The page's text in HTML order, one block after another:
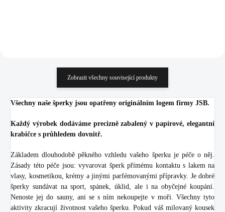
Zobrazit všechny související produkty
Všechny naše šperky jsou opatřeny originálním logem firmy JSB.
Každý výrobek dodáváme precizně zabalený v papírové, elegantní
krabičce s průhledem dovnitř.
Základem dlouhodobě pěkného vzhledu vašeho šperku je péče o něj.
Zásady této péče jsou: vyvarovat šperk přímému kontaktu s lakem na
vlasy, kosmetikou, krémy a jinými parfémovanými přípravky. Je dobré
šperky sundávat na sport, spánek, úklid, ale i na obyčejné koupání.
Nenoste jej do sauny, ani se s ním nekoupejte v moři. Všechny tyto
aktivity zkracují životnost vašeho šperku. Pokud váš milovaný kousek